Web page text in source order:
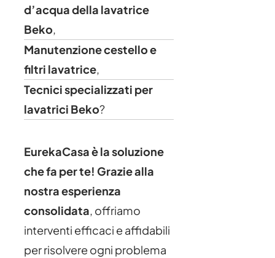
d’acqua della lavatrice
Beko,
Manutenzione cestello e
filtri lavatrice,
Tecnici specializzati per
lavatrici Beko?
EurekaCasa è la soluzione
che fa per te! Grazie alla
nostra esperienza
consolidata, offriamo
interventi efficaci e affidabili
per risolvere ogni problema